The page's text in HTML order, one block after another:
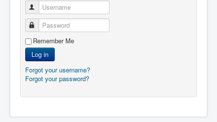
Username
Password
Remember Me
Log in
Forgot your username?
Forgot your password?